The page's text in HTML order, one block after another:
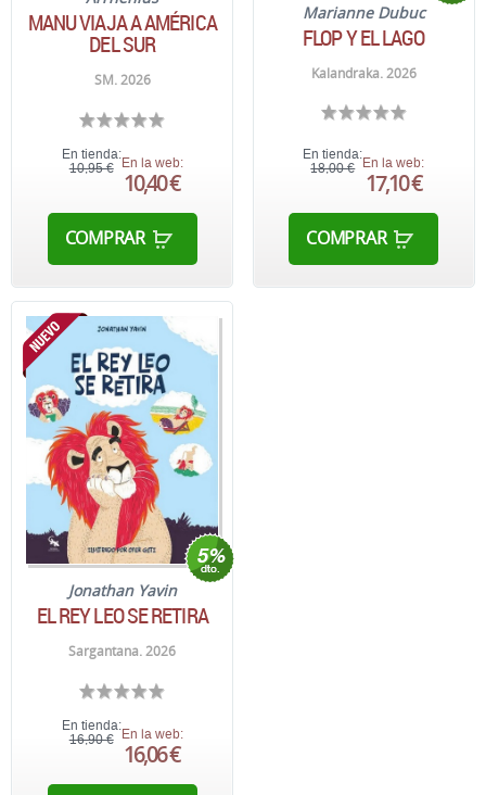
MANU VIAJA A AMÉRICA
DEL SUR
SM. 2026
En tienda:
10,95 € En la web:
10,40 €
COMPRAR
Marianne Dubuc
FLOP Y EL LAGO
Kalandraka. 2026
En tienda:
18,00 €
En la web:
17,10 €
COMPRAR
Jonathan Yavin
EL REY LEO SE RETIRA
Sargantana. 2026
En tienda:
16,90 € En la web:
16,06 €